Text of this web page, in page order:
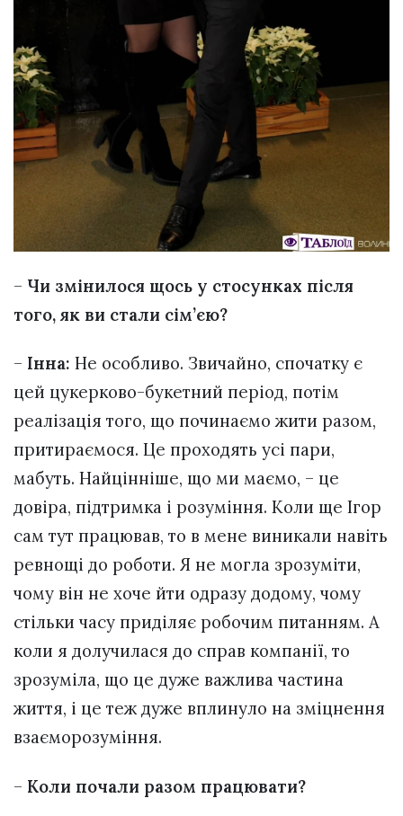
– Чи змінилося щось у стосунках після
того, як ви стали сім’єю?
– Інна: Не особливо. Звичайно, спочатку є
цей цукерково-букетний період, потім
реалізація того, що починаємо жити разом,
притираємося. Це проходять усі пари,
мабуть. Найцінніше, що ми маємо, – це
довіра, підтримка і розуміння. Коли ще Ігор
сам тут працював, то в мене виникали навіть
ревнощі до роботи. Я не могла зрозуміти,
чому він не хоче йти одразу додому, чому
стільки часу приділяє робочим питанням. А
коли я долучилася до справ компанії, то
зрозуміла, що це дуже важлива частина
життя, і це теж дуже вплинуло на зміцнення
взаєморозуміння.
– Коли почали разом працювати?